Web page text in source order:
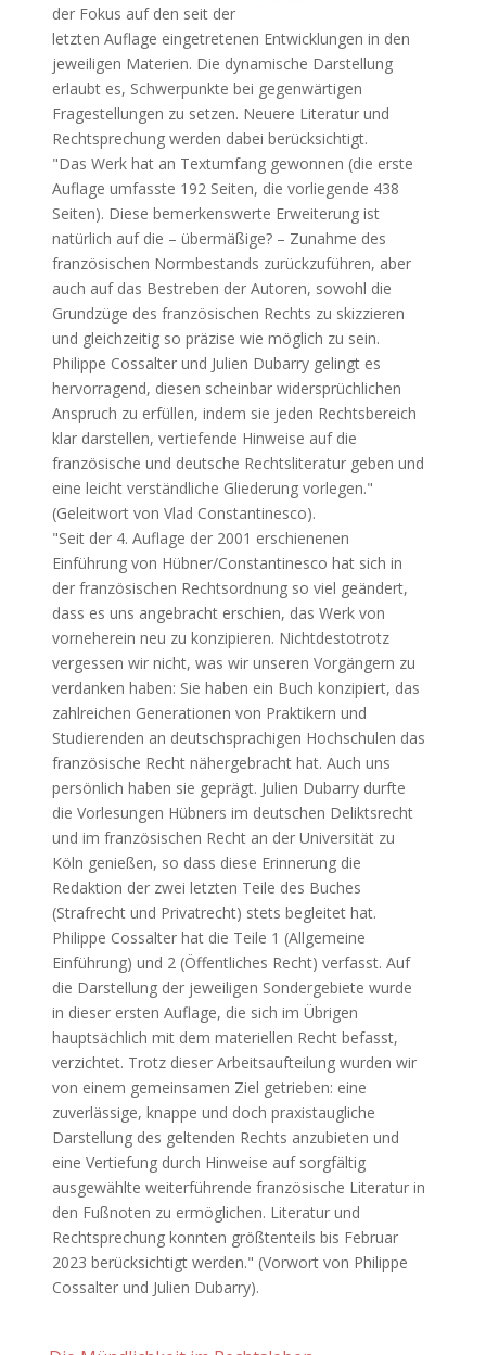
der Fokus auf den seit der
letzten Auflage eingetretenen Entwicklungen in den
jeweiligen Materien. Die dynamische Darstellung
erlaubt es, Schwerpunkte bei gegenwärtigen
Fragestellungen zu setzen. Neuere Literatur und
Rechtsprechung werden dabei berücksichtigt.
"Das Werk hat an Textumfang gewonnen (die erste
Auflage umfasste 192 Seiten, die vorliegende 438
Seiten). Diese bemerkenswerte Erweiterung ist
natürlich auf die – übermäßige? – Zunahme des
französischen Normbestands zurückzuführen, aber
auch auf das Bestreben der Autoren, sowohl die
Grundzüge des französischen Rechts zu skizzieren
und gleichzeitig so präzise wie möglich zu sein.
Philippe Cossalter und Julien Dubarry gelingt es
hervorragend, diesen scheinbar widersprüchlichen
Anspruch zu erfüllen, indem sie jeden Rechtsbereich
klar darstellen, vertiefende Hinweise auf die
französische und deutsche Rechtsliteratur geben und
eine leicht verständliche Gliederung vorlegen."
(Geleitwort von Vlad Constantinesco).
"Seit der 4. Auflage der 2001 erschienenen
Einführung von Hübner/Constantinesco hat sich in
der französischen Rechtsordnung so viel geändert,
dass es uns angebracht erschien, das Werk von
vorneherein neu zu konzipieren. Nichtdestotrotz
vergessen wir nicht, was wir unseren Vorgängern zu
verdanken haben: Sie haben ein Buch konzipiert, das
zahlreichen Generationen von Praktikern und
Studierenden an deutschsprachigen Hochschulen das
französische Recht nähergebracht hat. Auch uns
persönlich haben sie geprägt. Julien Dubarry durfte
die Vorlesungen Hübners im deutschen Deliktsrecht
und im französischen Recht an der Universität zu
Köln genießen, so dass diese Erinnerung die
Redaktion der zwei letzten Teile des Buches
(Strafrecht und Privatrecht) stets begleitet hat.
Philippe Cossalter hat die Teile 1 (Allgemeine
Einführung) und 2 (Öffentliches Recht) verfasst. Auf
die Darstellung der jeweiligen Sondergebiete wurde
in dieser ersten Auflage, die sich im Übrigen
hauptsächlich mit dem materiellen Recht befasst,
verzichtet. Trotz dieser Arbeitsaufteilung wurden wir
von einem gemeinsamen Ziel getrieben: eine
zuverlässige, knappe und doch praxistaugliche
Darstellung des geltenden Rechts anzubieten und
eine Vertiefung durch Hinweise auf sorgfältig
ausgewählte weiterführende französische Literatur in
den Fußnoten zu ermöglichen. Literatur und
Rechtsprechung konnten größtenteils bis Februar
2023 berücksichtigt werden." (Vorwort von Philippe
Cossalter und Julien Dubarry).